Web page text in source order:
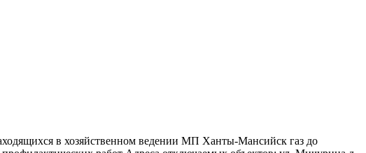
в хозяйственном ведении МП Ханты-Мансийск газ до